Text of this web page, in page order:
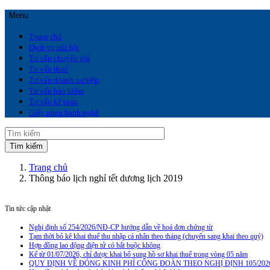
Menu
Trang chủ
Dịch vụ nổi bật
Tư vấn chuyển giá
Tư vấn thuế
Tư vấn doanh nghiệp
Tư vấn bảo hiểm
Tư vấn kế toán
Giấy phép hành nghề
Trang chủ
Thông báo lịch nghỉ tết dương lịch 2019
Tin tức cập nhật
Nghị định số 254/2026/NĐ-CP hướng dẫn về hoá đơn chứng từ
Tạm thời bỏ kê khai thuế thu nhập cá nhân theo tháng (chuyển sang khai theo quý)
Hợp đồng lao động điện tử có bắt buộc không
Kể từ 01/07/2026, chỉ được khai bổ sung hồ sơ khai thuế trong vòng 05 năm
QUY ĐỊNH VỀ ĐÓNG KINH PHÍ CÔNG ĐOÀN THEO NGHỊ ĐỊNH 105/